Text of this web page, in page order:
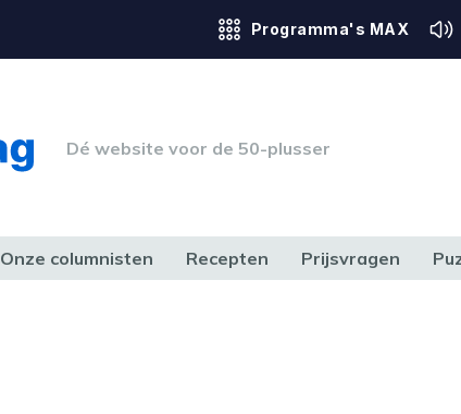
Programma's MAX
Dé website voor de 50-plusser
Onze columnisten Recepten Prijsvragen